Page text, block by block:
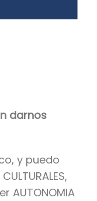
darnos
y puedo
AUTONOMIA